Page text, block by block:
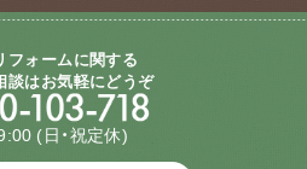
フォームに関する
談はお気軽にどうぞ
(日・祝定休)